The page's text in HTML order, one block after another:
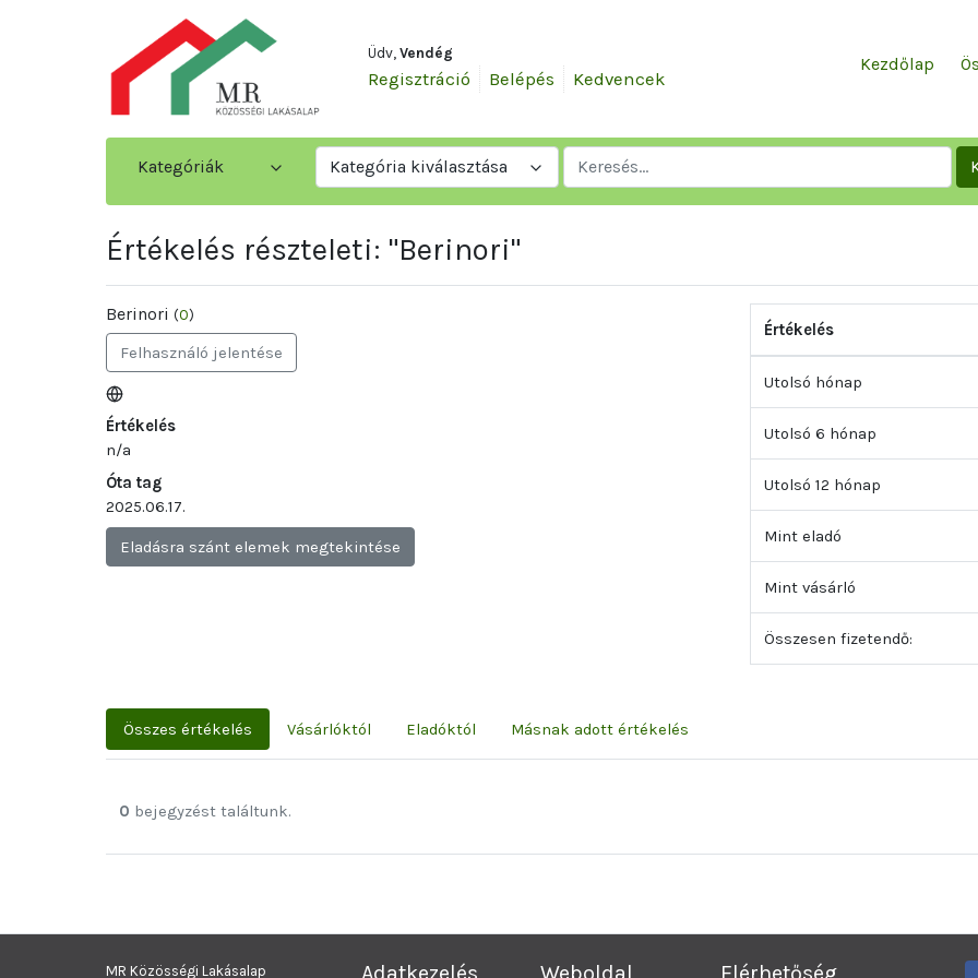
Üdv, Vendég
Regisztráció Belépés Kedvencek
Kezdőlap
Kategóriák Kategória kiválasztása
Értékelés részteleti: "Berinori"
Berinori (0)
Felhasználó jelentése
Értékelés
n/a
Óta tag
2025.06.17.
Eladásra szánt elemek megtekintése
Értékelés
Utolsó hónap
Utolsó 6 hónap
Utolsó 12 hónap
Mint eladó
Mint vásárló
Összesen fizetendő:
Összes értékelés Vásárlóktól Eladóktól Másnak adott értékelés
0 bejegyzést találtunk.
MR Közösségi Lakásalap Adatkezelés Weboldal Elérhetőség